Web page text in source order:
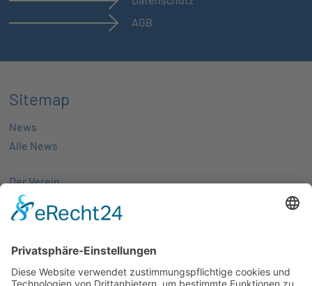
AGB
Sitemap
News
Alle News
Der Verein
Über uns
Aktivitäten
Mitgliedschaft
Partnernetze